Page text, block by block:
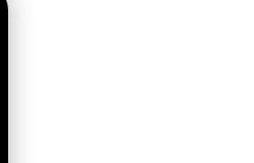
и различных видов
профессора
получивших таким
прилегает
темпами. Поэтому